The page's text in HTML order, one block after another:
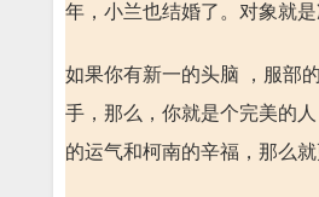
年，小兰也结婚了。对象就是
如果你有新一的头脑 ，服部
手，那么，你就是个完美的
的运气和柯南的辛福，那么